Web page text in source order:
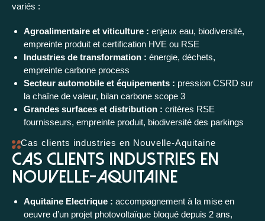
variés :
Agroalimentaire et viticulture : enjeux eau, biodiversité,
empreinte produit et certification HVE ou RSE
Industries de transformation : énergie, déchets,
empreinte carbone process
Secteur automobile et équipements : pression CSRD sur
la chaîne de valeur, bilan carbone scope 3
Grandes surfaces et distribution : critères RSE
fournisseurs, empreinte produit, biodiversité des parkings
Cas clients industries en Nouvelle-Aquitaine
Cas clients industries en
Nouvelle-Aquitaine
Aquitaine Electrique : accompagnement à la mise en
oeuvre d’un projet photovoltaïque bloqué depuis 2 ans,